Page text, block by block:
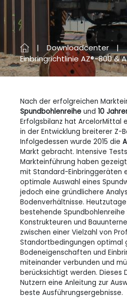
Vorherige
Downloadcenter
Einbringrichtlinie AZ®-800 &
Nach der erfolgreichen
Spundbohlenreihe und 10
Erfolgsbilanz hat ArcelorMittal
in der Entwicklung breiterer Z-
Infolgedessen wurde 2015 die
Markt gebracht. Intensive
Markteinführung haben
mit Standard-Einbringgeräten
optimale Auswahl eines
jedoch eine gründlichere
Bodenverhältnisse.
bestehende
Konstrukteuren und
zwischen einer Vielzahl von
Standortbedingungen optimal
Bodeneigenschaften und
miteinander verbunden und
berücksichtigt werden. Dieses
Nutzern eine Anleitung zur
beste Ausführungsergebnisse.